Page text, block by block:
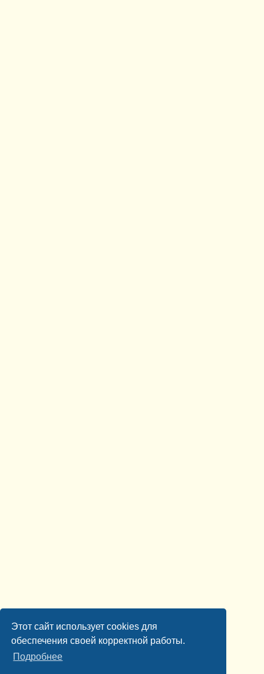
Этот сайт использует cookies для
обеспечения своей корректной работы.
Подробнее